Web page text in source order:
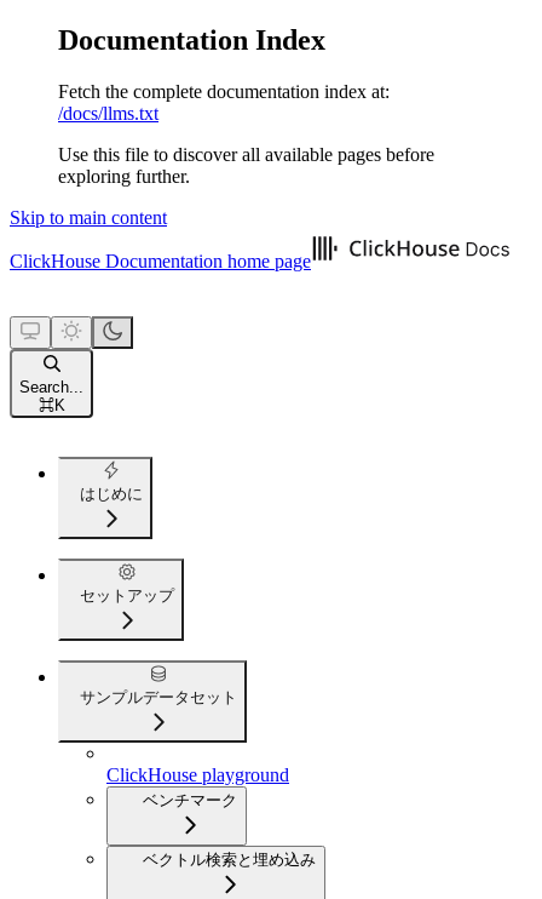
Documentation Index
Fetch the complete documentation index at:
/docs/llms.txt
Use this file to discover all available pages before
exploring further.
Skip to main content
ClickHouse Documentation home page
Search...
⌘K
はじめに
セットアップ
サンプルデータセット
ClickHouse playground
ベンチマーク
ベクトル検索と埋め込み